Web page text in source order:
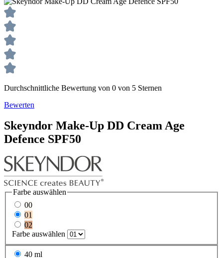
Durchschnittliche Bewertung von 0 von 5 Sternen
Bewerten
Skeyndor Make-Up DD Cream Age
Defence SPF50
Farbe auswählen
00
01
02
Farbe auswählen
40 ml